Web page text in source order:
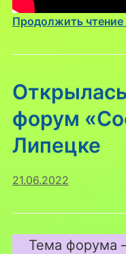
Продолжить
форум
Липецке
21.06.2022
Тема форума